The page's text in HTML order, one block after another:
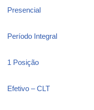
Presencial
Período Integral
1 Posição
Efetivo – CLT